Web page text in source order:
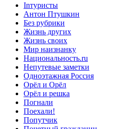
Inтуристы
Антон Птушкин
Без рубрики
Жизнь других
Жизнь своих
Мир наизнанку
Национальность.ru
Непутевые заметки
Одноэтажная Россия
Орёл и Орёл
Орёл и решка
Погнали
Поехали!
Попутчик